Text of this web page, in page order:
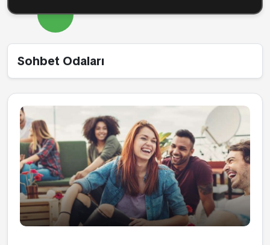
Sohbet Odaları